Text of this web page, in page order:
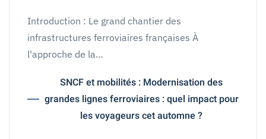
Introduction : Le grand chantier des
infrastructures ferroviaires françaises À
l'approche de la…
SNCF et mobilités : Modernisation des
grandes lignes ferroviaires : quel impact pour
les voyageurs cet automne ?